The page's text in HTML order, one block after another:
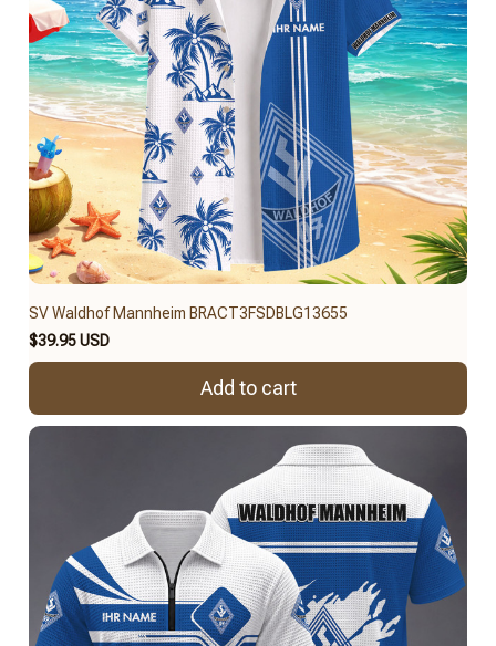
SV Waldhof Mannheim BRACT3FSDBLG13655
$39.95 USD
Add to cart